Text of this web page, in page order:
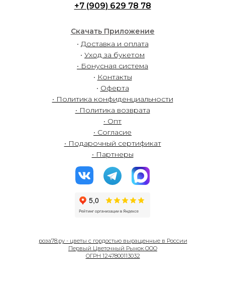
• Доставка и оплата
• Уход за букетом
• Бонусная система
• Контакты
• Оферта
• Политика конфиденциальности
• Политика возврата
• Опт
• Согласие
• Подарочный сертификат
• Партнеры
+7 (909) 629 78 78
Скачать Приложение
роза78.ру - цветы с гордостью выращенные в России
Первый Цветочный Рынок ООО
ОГРН 1247800113032